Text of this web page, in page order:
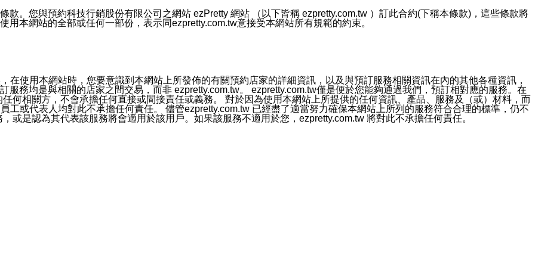
帳號或認證官方帳號的通知型訊息。
。您與預約科技行銷股份有限公司之網站 ezPretty 網站 （以下皆稱 ezpretty.com.tw ）訂此合約(下稱本條款)，這些條款將
本網站的全部或任何一部份，表示同ezpretty.com.tw意接受本網站所有規範的約束。
在使用本網站時，您要意識到本網站上所發佈的有關預約店家的詳細資訊，以及與預訂服務相關資訊在內的其他各種資訊，
務均是與相關的店家之間交易，而非 ezpretty.com.tw。 ezpretty.com.tw僅是便於您能夠通過我們，預訂相對應的服務。在
何相關方，不會承擔任何直接或間接責任或義務。 對於因為使用本網站上所提供的任何資訊、產品、服務及（或）材料，而
工或代表人均對此不承擔任何責任。 儘管ezpretty.com.tw 已經盡了適當努力確保本網站上所列的服務符合合理的標準，仍不
或是認為其代表該服務將會適用於該用戶。如果該服務不適用於您，ezpretty.com.tw 將對此不承擔任何責任。